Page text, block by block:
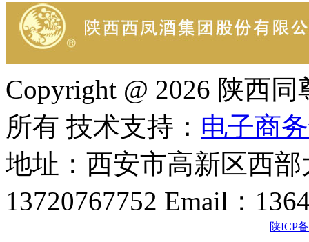
Copyright @ 2026 陕西
所有 技术支持： 电子商
地址：西安市高新区西
13720767752 Email：
陕ICP